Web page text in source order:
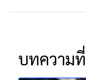
บทความ